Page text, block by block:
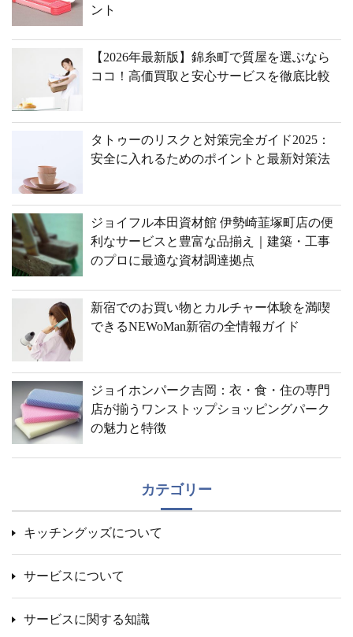
ント
【2026年最新版】錦糸町で質屋を選ぶなら
ココ！高価買取と安心サービスを徹底比較
タトゥーのリスクと対策完全ガイド2025：
安全に入れるためのポイントと最新対策法
ジョイフル本田資材館 伊勢崎韮塚町店の便
利なサービスと豊富な品揃え｜建築・工事
のプロに最適な資材調達拠点
新宿でのお買い物とカルチャー体験を満喫
できるNEWoMan新宿の全情報ガイド
ジョイホンパーク吉岡：衣・食・住の専門
店が揃うワンストップショッピングパーク
の魅力と特徴
カテゴリー
キッチングッズについて
サービスについて
サービスに関する知識